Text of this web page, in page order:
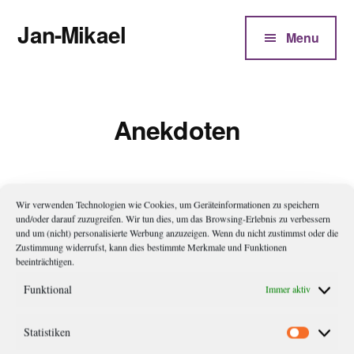
Wir verwenden Technologien wie Cookies, um Geräteinformationen zu speichern
und/oder darauf zuzugreifen. Wir tun dies, um das Browsing-Erlebnis zu verbessern
und um (nicht) personalisierte Werbung anzuzeigen. Wenn du nicht zustimmst oder die
Zustimmung widerrufst, kann dies bestimmte Merkmale und Funktionen
beeinträchtigen.
Funktional Immer aktiv
Statistiken
Inhalt
springen
menu
Jan-Mikael Menu
Anekdoten